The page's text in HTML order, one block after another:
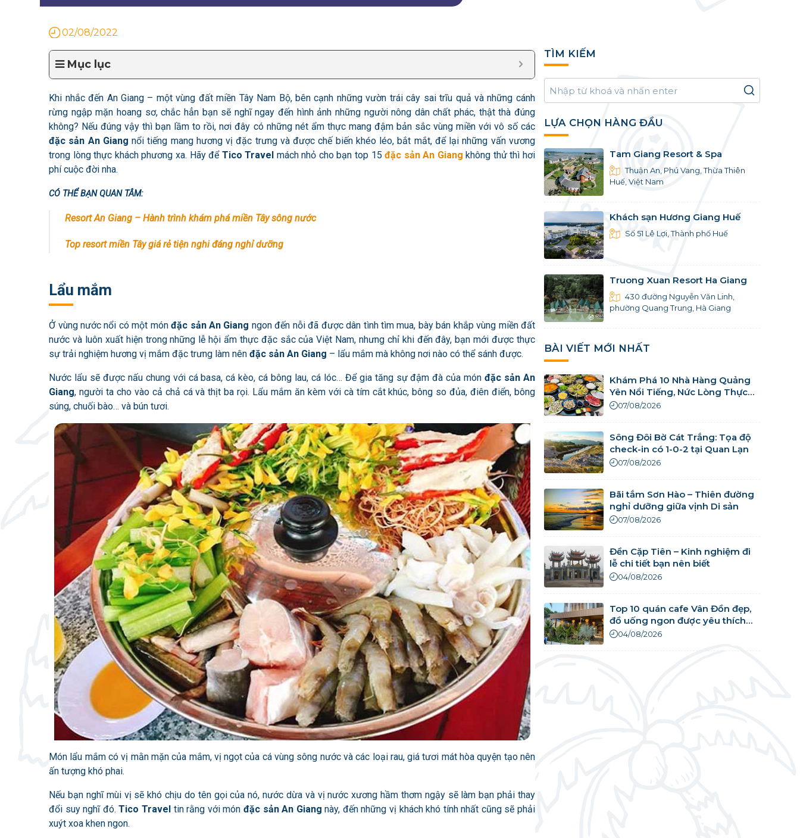
02/08/2022
Mục lục
Khi nhắc đến An Giang – một vùng đất miền Tây Nam Bộ, bên cạnh những vườn trái cây sai trĩu quả và những cánh
rừng ngập mặn hoang sơ, chắc hẳn bạn sẽ nghĩ ngay đến hình ảnh những người nông dân chất phác, thật thà đúng
không? Nếu đúng vậy thì bạn lầm to rồi, nơi đây có những nét ẩm thực mang đậm bản sắc vùng miền với vô số các
đặc sản An Giang nổi tiếng mang hương vị đặc trưng và được chế biến khéo léo, bắt mắt, để lại những vấn vương
trong lòng thực khách phương xa. Hãy để Tico Travel mách nhỏ cho bạn top 15đặc sản An Giang không thử thì hơi
phí cuộc đời nha.
CÓ THỂ BẠN QUAN TÂM:
Resort An Giang – Hành trình khám phá miền Tây sông nước
Top resort miền Tây giá rẻ tiện nghi đáng nghỉ dưỡng
Lẩu mắm
Ở vùng nước nổi có một mónđặc sản An Giang ngon đến nỗi đã được dân tình tìm mua, bày bán khắp vùng miền đất
nước và luôn xuất hiện trong những lễ hội ẩm thực đặc sắc của Việt Nam, nhưng chỉ khi đến đây, bạn mới được thực
sự trải nghiệm hương vị mắm đặc trưng làm nênđặc sản An Giang – lẩu mắm mà không nơi nào có thể sánh được.
Nước lẩu sẽ được nấu chung với cá basa, cá kèo, cá bông lau, cá lóc… Để gia tăng sự đậm đà của mónđặc sản An
Giang, người ta cho vào cả chả cá và thịt ba rọi. Lẩu mắm ăn kèm với cà tím cắt khúc, bông so đủa, điên điển, bông
súng, chuối bào… và bún tươi.
Món lẩu mắm có vị mằn mặn của mắm, vị ngọt của cá vùng sông nước và các loại rau, giá tươi mát hòa quyện tạo nên
ấn tượng khó phai.
Nếu bạn nghĩ mùi vị sẽ khó chịu do tên gọi của nó, nước dừa và vị nước xương hầm thơm ngậy sẽ làm bạn phải thay
đổi suy nghĩ đó.Tico Travel tin rằng với món đặc sản An Giang này, đến những vị khách khó tính nhất cũng sẽ phải
xuýt xoa khen ngon.
TÌM KIẾM
LỰA CHỌN HÀNG ĐẦU
Tam Giang Resort & Spa
Thuận An, Phú Vang, Thừa Thiên
Huế, Việt Nam
Khách sạn Hương Giang Huế
Số 51 Lê Lợi, Thành phố Huế
Truong Xuan Resort Ha Giang
430 đường Nguyễn Văn Linh,
phường Quang Trung, Hà Giang
BÀI VIẾT MỚI NHẤT
Khám Phá 10 Nhà Hàng Quảng
Yên Nổi Tiếng, Nức Lòng Thực
Khách
07/08/2026
Sông Đôi Bờ Cát Trắng: Tọa độ
check-in có 1-0-2 tại Quan Lạn
07/08/2026
Bãi tắm Sơn Hào – Thiên đường
nghỉ dưỡng giữa vịnh Di sản
07/08/2026
Đền Cặp Tiên – Kinh nghiệm đi
lễ chi tiết bạn nên biết
04/08/2026
Top 10 quán cafe Vân Đồn đẹp,
đồ uống ngon được yêu thích
nhất
04/08/2026